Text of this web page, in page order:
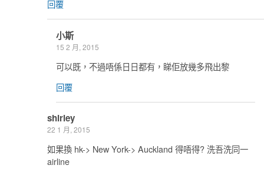
回覆
小斯
15 2 月, 2015
可以既，不過唔係日日都有，睇佢放幾多飛出黎
回覆
shirley
22 1 月, 2015
如果換 hk-> New York-> Auckland 得唔得? 洗吾洗同一
airline